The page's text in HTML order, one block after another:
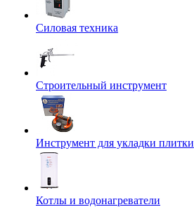
Силовая техника
Строительный инструмент
Инструмент для укладки плитки
Котлы и водонагреватели